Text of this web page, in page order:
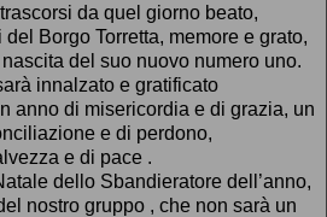
da quel giorno beato,
Borgo Torretta, memore e grato,
del suo nuovo numero uno.
innalzato e gratificato
anno di misericordia e di grazia, un
e di perdono,
e di pace .
dello Sbandieratore dell’anno,
nostro gruppo , che non sarà un